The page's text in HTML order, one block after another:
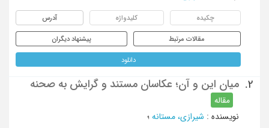
چکیده کلیدواژه آدرس
مقالات مرتبط پیشنهاد دیگران
دانلود
2. میان این و آن؛ عکاسان مستند و گرایش به صحنه
مقاله
نویسنده : شیرازی، مستانه ؛